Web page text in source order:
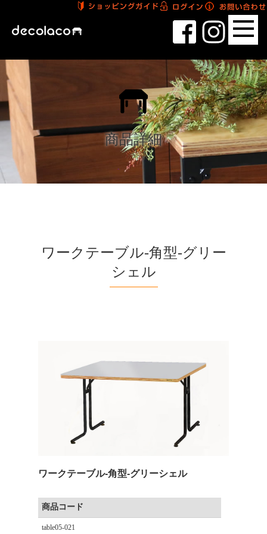
商品詳細
ワークテーブル-角型-グリー
シェル
ワークテーブル-角型-グリーシェル
商品コード
table05-021